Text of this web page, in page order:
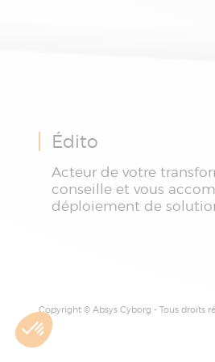
Édito
Acteur de votre
conseille et vous
déploiement de
Copyright © Absys Cyborg - Tous droits